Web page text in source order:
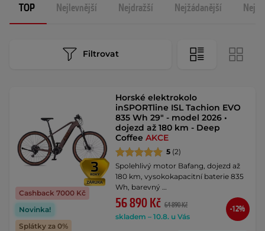
TOP Nejlevnější Nejdražší Nejžádanější
Filtrovat
Cashback 7000 Kč
Novinka!
Splátky za 0%
Horské elektrokolo
inSPORTline ISL Tachion EVO
835 Wh 29" - model 2026 •
dojezd až 180 km - Deep
CoffeeAKCE
5 (2)
Spolehlivý motor Bafang, dojezd až
180 km, vysokokapacitní baterie 835
Wh, barevný …
56 890 Kč 64 890 Kč
skladem – 10.8. u Vás
-12%